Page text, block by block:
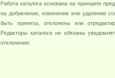
Работа каталога основана на принципе
на добавление, изменение или удаление
быть приняты, отклонены или
Редакторы каталога не обязаны
отклонения.